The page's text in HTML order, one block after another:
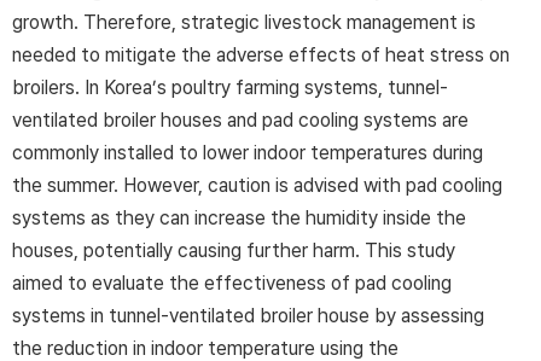
growth. Therefore, strategic livestock management is
needed to mitigate the adverse effects of heat stress on
broilers. In Korea’s poultry farming systems, tunnel-
ventilated broiler houses and pad cooling systems are
commonly installed to lower indoor temperatures during
the summer. However, caution is advised with pad cooling
systems as they can increase the humidity inside the
houses, potentially causing further harm. This study
aimed to evaluate the effectiveness of pad cooling
systems in tunnel-ventilated broiler house by assessing
the reduction in indoor temperature using the